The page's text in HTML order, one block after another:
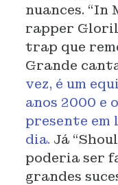
nuances. “In
rapper
trap que
Grande
vez, é um
anos 2000 e
presente em
dia. Já
poderia ser
grandes